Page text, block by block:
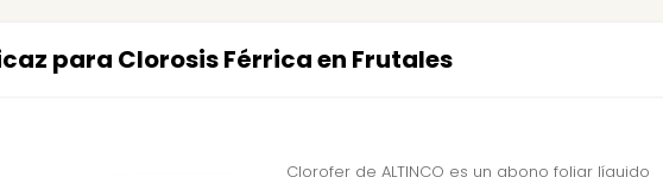
para Clorosis Férrica en Frutales
Clorofer de ALTINCO es un abono foliar líquido